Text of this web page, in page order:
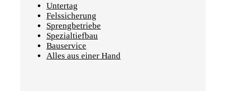
Untertag
Felssicherung
Sprengbetriebe
Spezialtiefbau
Bauservice
Alles aus einer Hand